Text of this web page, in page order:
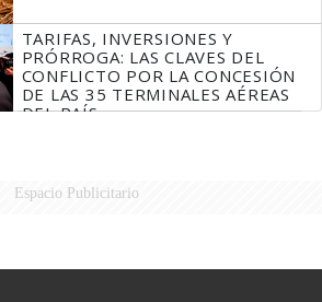
TARIFAS, INVERSIONES Y
PRÓRROGA: LAS CLAVES DEL
CONFLICTO POR LA CONCESIÓN
DE LAS 35 TERMINALES AÉREAS
DEL PAÍS
Espacio Publicitario